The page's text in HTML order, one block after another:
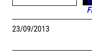
23/09/2013